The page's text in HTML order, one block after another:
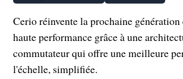
Cerio réinvente la prochaine génération
haute performance grâce à une
commutateur qui offre une meilleure
l'échelle, simplifiée.